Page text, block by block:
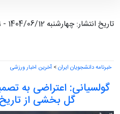
تاریخ انتشار: چهارشنبه 1404/06/12 - 12:19
خبرنامه دانشجویان ایران> آخرین اخبار ورزشی
گولسیانی: اعتراضی به
گل بخشی از